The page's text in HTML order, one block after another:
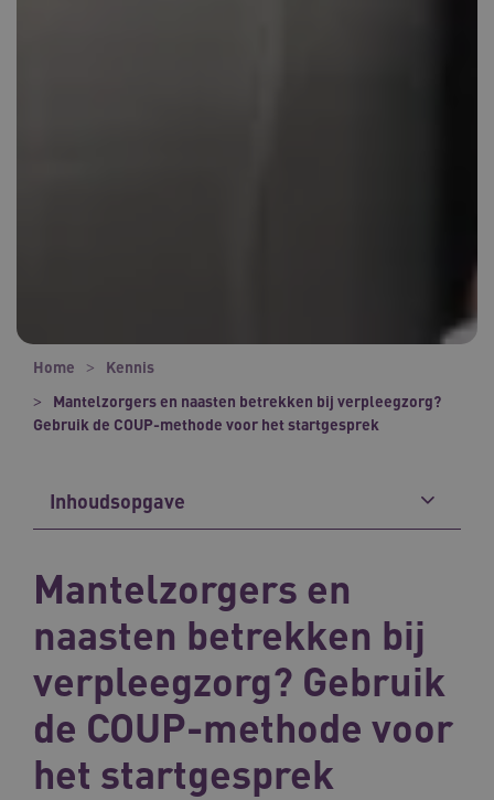
Home
Kennis
Mantelzorgers en naasten betrekken bij verpleegzorg?
Gebruik de COUP-methode voor het startgesprek
Inhoudsopgave
Mantelzorgers en
naasten betrekken bij
verpleegzorg? Gebruik
de COUP-methode voor
het startgesprek